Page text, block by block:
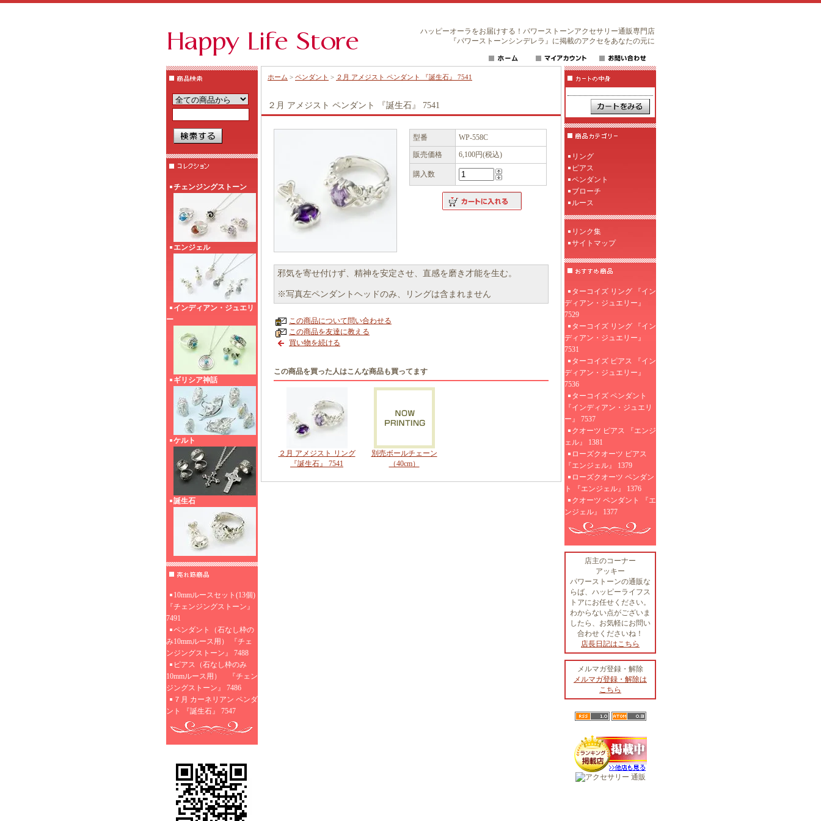
ハッピーオーラをお届けする！パワーストーンアクセサリー通販専門店
『パワーストーンシンデレラ』に掲載のアクセをあなたの元に
チェンジングストーン
エンジェル
インディアン・ジュエリ
ー
ギリシア神話
ケルト
誕生石
10mmルースセット(13個)
『チェンジングストーン』
7491
ペンダント（石なし枠の
み10mmルース用） 『チェ
ンジングストーン』 7488
ピアス（石なし枠のみ
10mmルース用） 『チェン
ジングストーン』 7486
７月 カーネリアン ペンダ
ント 『誕生石』 7547
ホーム > ペンダント > ２月 アメジスト ペンダント 『誕生石』 7541
２月 アメジスト ペンダント 『誕生石』 7541
型番
WP-558C
販売価格
6,100円(税込)
購入数
邪気を寄せ付けず、精神を安定させ、直感を磨き才能を生む。
※写真左ペンダントヘッドのみ、リングは含まれません
この商品について問い合わせる
この商品を友達に教える
買い物を続ける
この商品を買った人はこんな商品も買ってます
２月 アメジスト リング
『誕生石』 7541
別売ボールチェーン
（40cm）
リング
ピアス
ペンダント
ブローチ
ルース
リンク集
サイトマップ
ターコイズ リング 『イン
ディアン・ジュエリー』
7529
ターコイズ リング 『イン
ディアン・ジュエリー』
7531
ターコイズ ピアス 『イン
ディアン・ジュエリー』
7536
ターコイズ ペンダント
『インディアン・ジュエリ
ー』 7537
クオーツ ピアス 『エンジ
ェル』 1381
ローズクオーツ ピアス
『エンジェル』 1379
ローズクオーツ ペンダン
ト 『エンジェル』 1376
クオーツ ペンダント 『エ
ンジェル』 1377
店主のコーナー
アッキー
パワーストーンの通販な
らば、ハッピーライフス
トアにお任せください。
わからない点がございま
したら、お気軽にお問い
合わせくださいね！
店長日記はこちら
メルマガ登録・解除
メルマガ登録・解除は
こちら